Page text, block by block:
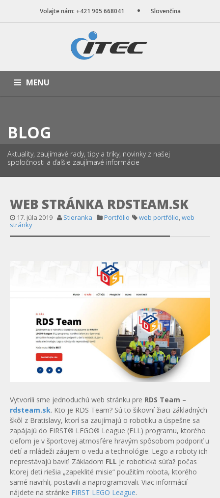
Volajte nám: +421 905 668041 Slovenčina
MENU
BLOG O NÁS
BLOG
Aktuality, zaujímavé rady, tipy a triky, novinky z našej
spoločnosti a ďalšie zaujímavé informácie
WEB STRÁNKA RDSTEAM.SK
17. júla 2019 Stieranka Portfólio web portfólio,web
stránky
Vytvorili sme jednoduchú web stránku pre RDS Team –
rdsteam.sk. Kto je RDS Team? Sú to šikovní žiaci základných
škôl z Bratislavy, ktorí sa zaujímajú o robotiku a úspešne sa
zapájajú do FIRST® LEGO® League (FLL) programu, ktorého
cieľom je v športovej atmosfére hravým spôsobom podporiť u
detí a mládeži záujem o vedu a technológie. Lego a roboty ich
neprestávajú baviť! Základom FLL je robotická súťaž počas
ktorej deti riešia „zapeklité misie“ použitím robota, ktorého
samé navrhli, postavili a naprogramovali. Viac informácií
nájdete na stránke FIRST LEGO League.